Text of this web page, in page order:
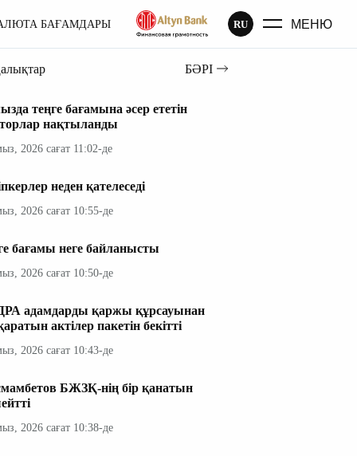
БАҒАМДАРЫ RU МЕНЮ
БӘРІ
теңге бағамына әсер ететін
нақтыланды
2026 сағат 11:02-де
неден қателеседі
2026 сағат 10:55-де
бағамы неге байланысты
2026 сағат 10:50-де
адамдарды қаржы құрсауынан
актілер пакетін бекітті
2026 сағат 10:43-де
БЖЗҚ-нің бір қанатын
2026 сағат 10:38-де